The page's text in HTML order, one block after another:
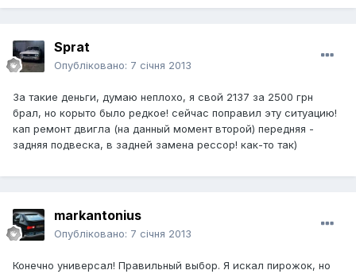
Sprat
Опубліковано: 7 січня 2013
За такие деньги, думаю неплохо, я свой 2137 за 2500 грн
брал, но корыто было редкое! сейчас поправил эту ситуацию!
кап ремонт двигла (на данный момент второй) передняя -
задняя подвеска, в задней замена рессор! как-то так)
markantonius
Опубліковано: 7 січня 2013
Конечно универсал! Правильный выбор. Я искал пирожок, но